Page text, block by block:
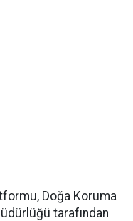
Doğa Koruma
tarafından